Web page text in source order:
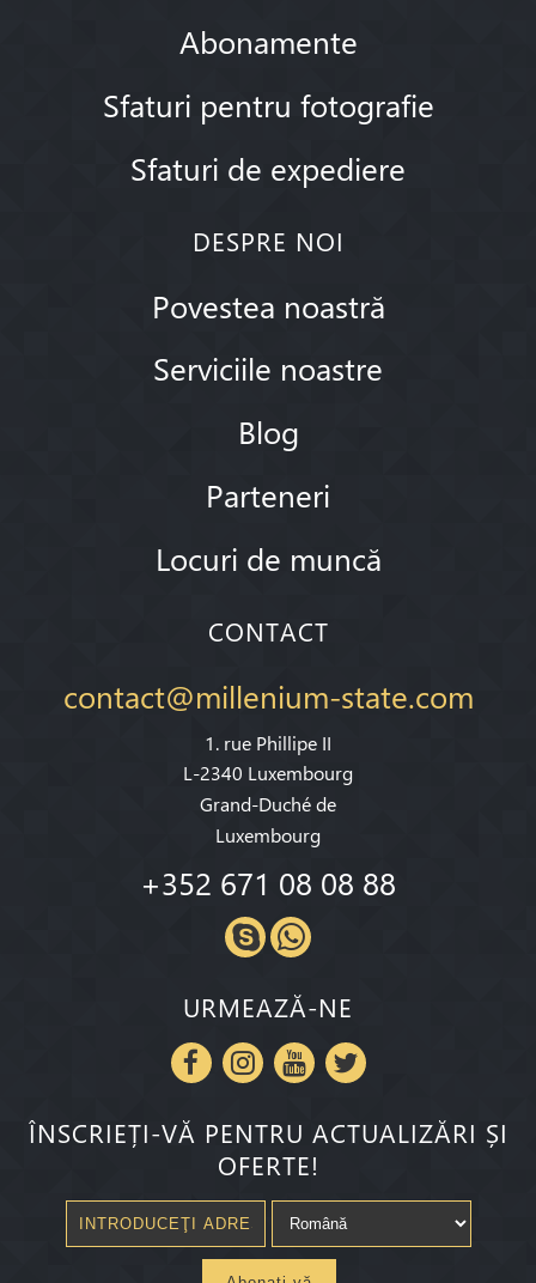
Abonamente
Sfaturi pentru fotografie
Sfaturi de expediere
DESPRE NOI
Povestea noastră
Serviciile noastre
Blog
Parteneri
Locuri de muncă
CONTACT
contact@millenium-state.com
1. rue Phillipe II
L-2340 Luxembourg
Grand-Duché de
Luxembourg
+352 671 08 08 88
URMEAZĂ-NE
ÎNSCRIEȚI-VĂ PENTRU ACTUALIZĂRI ȘI
OFERTE!